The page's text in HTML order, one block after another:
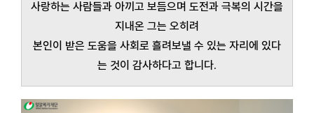
사랑하는 사람들과 아끼고 보듬으며 도전과 극복의 시간을
지내온 그는 오히려
본인이 받은 도움을 사회로 흘려보낼 수 있는 자리에 있다
는 것이 감사하다고 합니다.